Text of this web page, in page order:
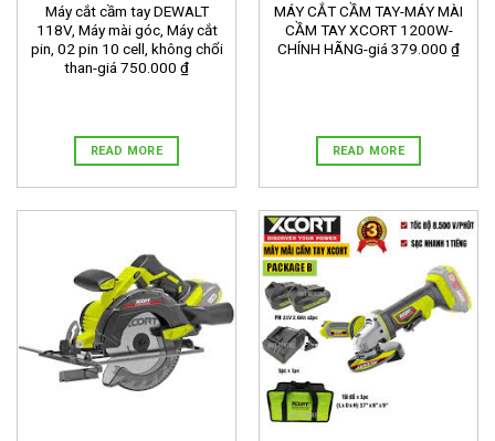
Máy cắt cầm tay DEWALT
118V, Máy mài góc, Máy cắt
pin, 02 pin 10 cell, không chổi
than-giá 750.000 ₫
READ MORE
MÁY CẮT CẦM TAY-MÁY MÀI
CẦM TAY XCORT 1200W-
CHÍNH HÃNG-giá 379.000 ₫
READ MORE